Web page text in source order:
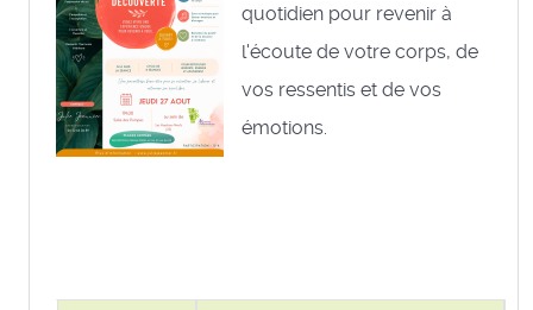
quotidien pour revenir à
l'écoute de votre corps, de
vos ressentis et de vos
émotions.